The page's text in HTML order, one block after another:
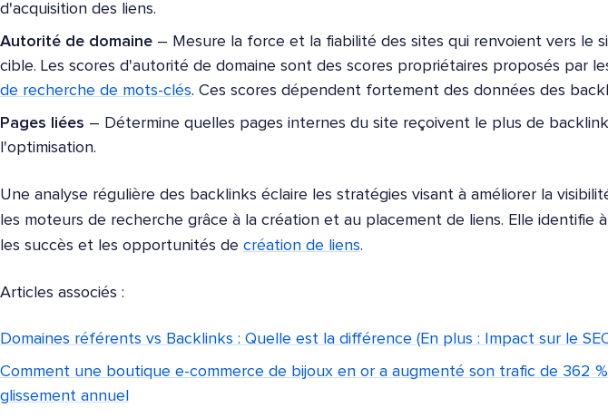
d'acquisition des liens.
Autorité de domaine – Mesure la force et la fiabilité des sites qui renvoient vers le
cible. Les scores d'autorité de domaine sont des scores propriétaires proposés par
de recherche de mots-clés. Ces scores dépendent fortement des données des
Pages liées – Détermine quelles pages internes du site reçoivent le plus de
l'optimisation.
Une analyse régulière des backlinks éclaire les stratégies visant à améliorer la
les moteurs de recherche grâce à la création et au placement de liens. Elle identifie
les succès et les opportunités de création de liens.
Articles associés :
Domaines référents vs Backlinks : Quelle est la différence (En plus : Impact sur le
Comment une boutique e-commerce de bijoux en or a augmenté son trafic de 362
glissement annuel